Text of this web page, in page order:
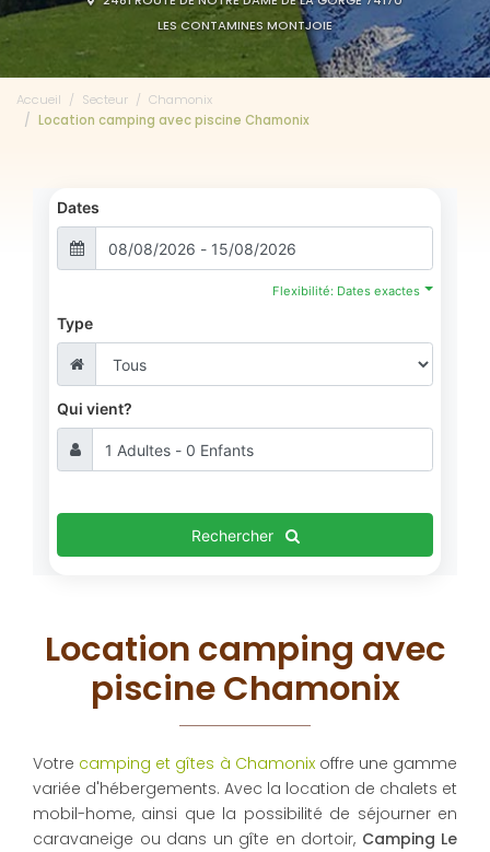
LES CONTAMINES MONTJOIE
Accueil Secteur
Chamonix
Location camping avec piscine Chamonix
Dates
Flexibilité: Dates exactes
Type
Qui vient?
Rechercher
Location camping avec
piscine Chamonix
Votre camping et gîtes à Chamonixoffre une gamme
variée d'hébergements. Avec la location de chalets et
mobil-home, ainsi que la possibilité de séjourner en
caravaneige ou dans un gîte en dortoir, Camping Le